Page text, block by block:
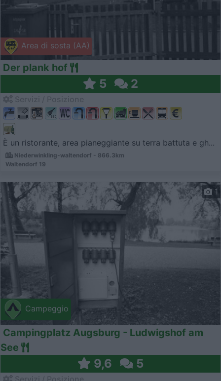
Area di sosta (AA)
Der plank hof
5 2
È un ristorante, area pianeggiante su terra battuta e gh...
Niederwinkling-waltendorf - 866.3km
Waltendorf 19
Campeggio
1
Campingplatz Augsburg - Ludwigshof am
See
9,6 5